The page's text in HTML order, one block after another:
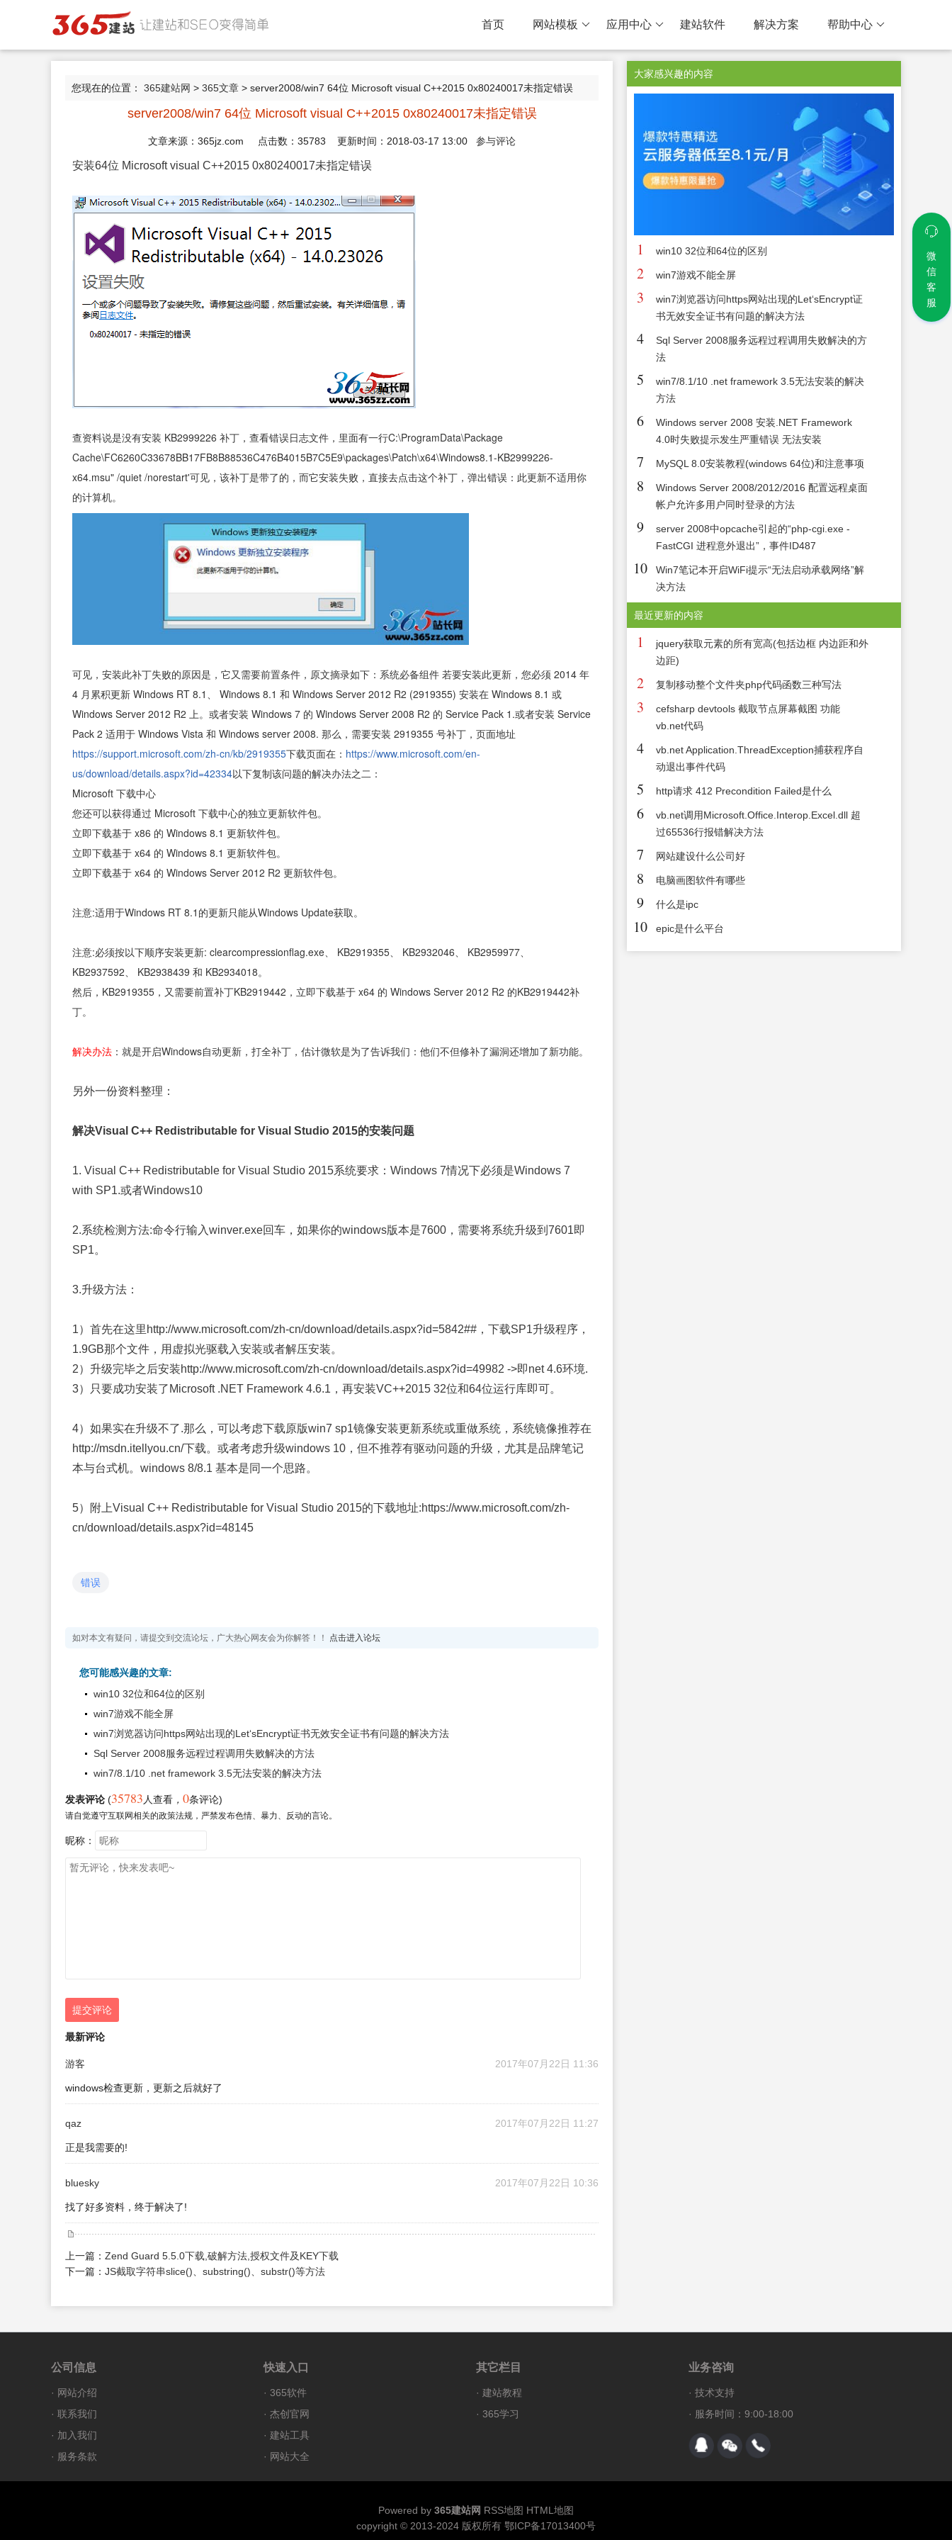
首页 网站模板 应用中心 建站软件 解决方案 帮助中心
您现在的位置： 365建站网 > 365文章 > server2008/win7 64位 Microsoft visual C++2015 0x80240017未指定错误
server2008/win7 64位 Microsoft visual C++2015 0x80240017未指定错误
文章来源：365jz.com 点击数：35783 更新时间：2018-03-17 13:00参与评论
安装64位 Microsoft visual C++2015 0x80240017未指定错误
查资料说是没有安装 KB2999226 补丁，查看错误日志文件，里面有一行C:\ProgramData\Package
Cache\FC6260C33678BB17FB8B88536C476B4015B7C5E9\packages\Patch\x64\Windows8.1-KB2999226-
x64.msu" /quiet /norestart'可见，该补丁是带了的，而它安装失败，直接去点击这个补丁，弹出错误：此更新不适用你
的计算机。
可见，安装此补丁失败的原因是，它又需要前置条件，原文摘录如下：系统必备组件 若要安装此更新，您必须 2014 年
4 月累积更新 Windows RT 8.1、 Windows 8.1 和 Windows Server 2012 R2 (2919355) 安装在 Windows 8.1 或
Windows Server 2012 R2 上。或者安装 Windows 7 的 Windows Server 2008 R2 的 Service Pack 1.或者安装 Service
Pack 2 适用于 Windows Vista 和 Windows server 2008. 那么，需要安装 2919355 号补丁，页面地址
https://support.microsoft.com/zh-cn/kb/2919355下载页面在： https://www.microsoft.com/en-
us/download/details.aspx?id=42334以下复制该问题的解决办法之二：
Microsoft 下载中心
您还可以获得通过 Microsoft 下载中心的独立更新软件包。
立即下载基于 x86 的 Windows 8.1 更新软件包。
立即下载基于 x64 的 Windows 8.1 更新软件包。
立即下载基于 x64 的 Windows Server 2012 R2 更新软件包。
注意:适用于Windows RT 8.1的更新只能从Windows Update获取。
注意:必须按以下顺序安装更新: clearcompressionflag.exe、 KB2919355、 KB2932046、 KB2959977、
KB2937592、 KB2938439 和 KB2934018。
然后，KB2919355，又需要前置补丁KB2919442，立即下载基于 x64 的 Windows Server 2012 R2 的KB2919442补
丁。
解决办法 ：就是开启Windows自动更新，打全补丁，估计微软是为了告诉我们：他们不但修补了漏洞还增加了新功能。
另外一份资料整理：
解决Visual C++ Redistributable for Visual Studio 2015的安装问题
1. Visual C++ Redistributable for Visual Studio 2015系统要求：Windows 7情况下必须是Windows 7
with SP1.或者Windows10
2.系统检测方法:命令行输入winver.exe回车，如果你的windows版本是7600，需要将系统升级到7601即
SP1。
3.升级方法：
1）首先在这里http://www.microsoft.com/zh-cn/download/details.aspx?id=5842##，下载SP1升级程序，
1.9GB那个文件，用虚拟光驱载入安装或者解压安装。
2）升级完毕之后安装http://www.microsoft.com/zh-cn/download/details.aspx?id=49982 ->即net 4.6环境.
3）只要成功安装了Microsoft .NET Framework 4.6.1，再安装VC++2015 32位和64位运行库即可。
4）如果实在升级不了.那么，可以考虑下载原版win7 sp1镜像安装更新系统或重做系统，系统镜像推荐在
http://msdn.itellyou.cn/下载。或者考虑升级windows 10，但不推荐有驱动问题的升级，尤其是品牌笔记
本与台式机。windows 8/8.1 基本是同一个思路。
5）附上Visual C++ Redistributable for Visual Studio 2015的下载地址:https://www.microsoft.com/zh-
cn/download/details.aspx?id=48145
错误
如对本文有疑问，请提交到交流论坛，广大热心网友会为你解答！！ 点击进入论坛
您可能感兴趣的文章:
win10 32位和64位的区别
win7游戏不能全屏
win7浏览器访问https网站出现的Let‘sEncrypt证书无效安全证书有问题的解决方法
Sql Server 2008服务远程过程调用失败解决的方法
win7/8.1/10 .net framework 3.5无法安装的解决方法
发表评论 (35783 人查看 ， 0条评论)
请自觉遵守互联网相关的政策法规，严禁发布色情、暴力、反动的言论。
昵称：
提交评论
最新评论
2017年07月22日 11:36
游客
windows检查更新，更新之后就好了
2017年07月22日 11:27
qaz
正是我需要的!
2017年07月22日 10:36
bluesky
找了好多资料，终于解决了!
上一篇： Zend Guard 5.5.0下载,破解方法,授权文件及KEY下载
下一篇： JS截取字符串slice()、substring()、substr()等方法
大家感兴趣的内容
1 win10 32位和64位的区别
2 win7游戏不能全屏
3
win7浏览器访问https网站出现的Let‘sEncrypt证
书无效安全证书有问题的解决方法
4
Sql Server 2008服务远程过程调用失败解决的方
法
5
win7/8.1/10 .net framework 3.5无法安装的解决
方法
6
Windows server 2008 安装.NET Framework
4.0时失败提示发生严重错误 无法安装
7 MySQL 8.0安装教程(windows 64位)和注意事项
8
Windows Server 2008/2012/2016 配置远程桌面
帐户允许多用户同时登录的方法
9
server 2008中opcache引起的“php-cgi.exe -
FastCGI 进程意外退出”，事件ID487
10
Win7笔记本开启WiFi提示“无法启动承载网络”解
决方法
最近更新的内容
1
jquery获取元素的所有宽高(包括边框 内边距和外
边距)
2 复制移动整个文件夹php代码函数三种写法
3
cefsharp devtools 截取节点屏幕截图 功能
vb.net代码
4
vb.net Application.ThreadException捕获程序自
动退出事件代码
5 http请求 412 Precondition Failed是什么
6
vb.net调用Microsoft.Office.Interop.Excel.dll 超
过65536行报错解决方法
7 网站建设什么公司好
8 电脑画图软件有哪些
9 什么是ipc
10 epic是什么平台
公司信息
· 网站介绍
· 联系我们
· 加入我们
· 服务条款
快速入口
· 365软件
· 杰创官网
· 建站工具
· 网站大全
其它栏目
· 建站教程
· 365学习
业务咨询
· 技术支持
· 服务时间：9:00-18:00
Powered by 365建站网 RSS地图 HTML地图
copyright © 2013-2024 版权所有 鄂ICP备17013400号
微
信
客
服